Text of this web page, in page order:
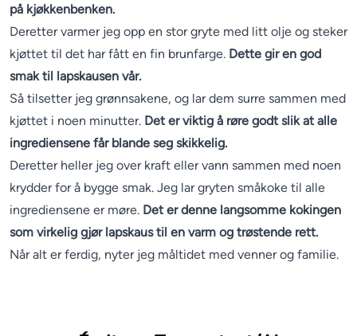
på kjøkkenbenken.
Deretter varmer jeg opp en stor gryte med litt olje og steker
kjøttet til det har fått en fin brunfarge. Dette gir en god
smak til lapskausen vår.
Så tilsetter jeg grønnsakene, og lar dem surre sammen med
kjøttet i noen minutter. Det er viktig å røre godt slik at alle
ingrediensene får blande seg skikkelig.
Deretter heller jeg over kraft eller vann sammen med noen
krydder for å bygge smak. Jeg lar gryten småkoke til alle
ingrediensene er møre. Det er denne langsomme kokingen
som virkelig gjør lapskaus til en varm og trøstende rett.
Når alt er ferdig, nyter jeg måltidet med venner og familie.